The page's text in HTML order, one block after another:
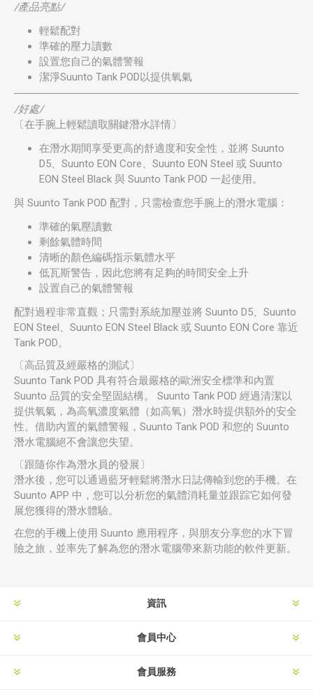
/產品亮點/
輕鬆配對
準確的壓力讀數
設置您自己的氣體警報
潔淨Suunto Tank POD以提供氧氣
/好處/
〔在手腕上輕鬆讀取關鍵潛水詳情〕
在潛水期間享受更高的舒適度和安全性，並將 Suunto
D5、Suunto EON Core、Suunto EON Steel 或 Suunto
EON Steel Black 與 Suunto Tank POD 一起使用。
與 Suunto Tank POD 配對，只需檢查您手腕上的潛水電腦：
準確的氣壓讀數
剩餘氣體時間
清晰的顏色編碼指示氣體水平
低瓦斯警告，因此您將有足夠的時間安全上升
設置自己的氣體警報
配對過程非常直觀；只需對系統加壓並將 Suunto D5、Suunto
EON Steel、Suunto EON Steel Black 或 Suunto EON Core 靠近
Tank POD。
〔高品質及經嚴格的測試〕
Suunto Tank POD 具有符合最嚴格的歐洲安全標準和內置
Suunto 品質的安全堅固結構。 Suunto Tank POD 經過清潔以
提供氧氣，為高氧濃度氣體（如高氧）潛水時提供額外的安全
性。借助內置的氣體警報，Suunto Tank POD 和您的 Suunto
潛水電腦絕不會讓您失望。
〔跟隨你作為潛水員的發展〕
潛水後，您可以通過藍牙輕鬆將潛水日誌傳輸到您的手機。在
Suunto APP 中，您可以分析您的氣體消耗量並跟踪它如何發
展您獲得的潛水體驗。
在您的手機上使用 Suunto 應用程序，與朋友分享您的水下冒
險之旅，並率先了解為您的潛水電腦帶來新功能的軟件更新。
資訊
會員中心
會員服務